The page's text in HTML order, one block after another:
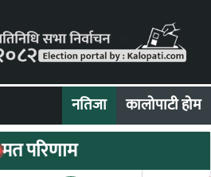
नतिजा कालोपाटी होम
मत परिणाम